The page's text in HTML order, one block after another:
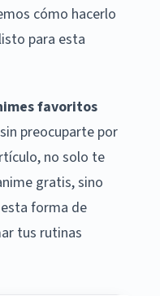
cómo hacerlo
para esta
favoritos
preocuparte por
no solo te
gratis, sino
forma de
tus rutinas